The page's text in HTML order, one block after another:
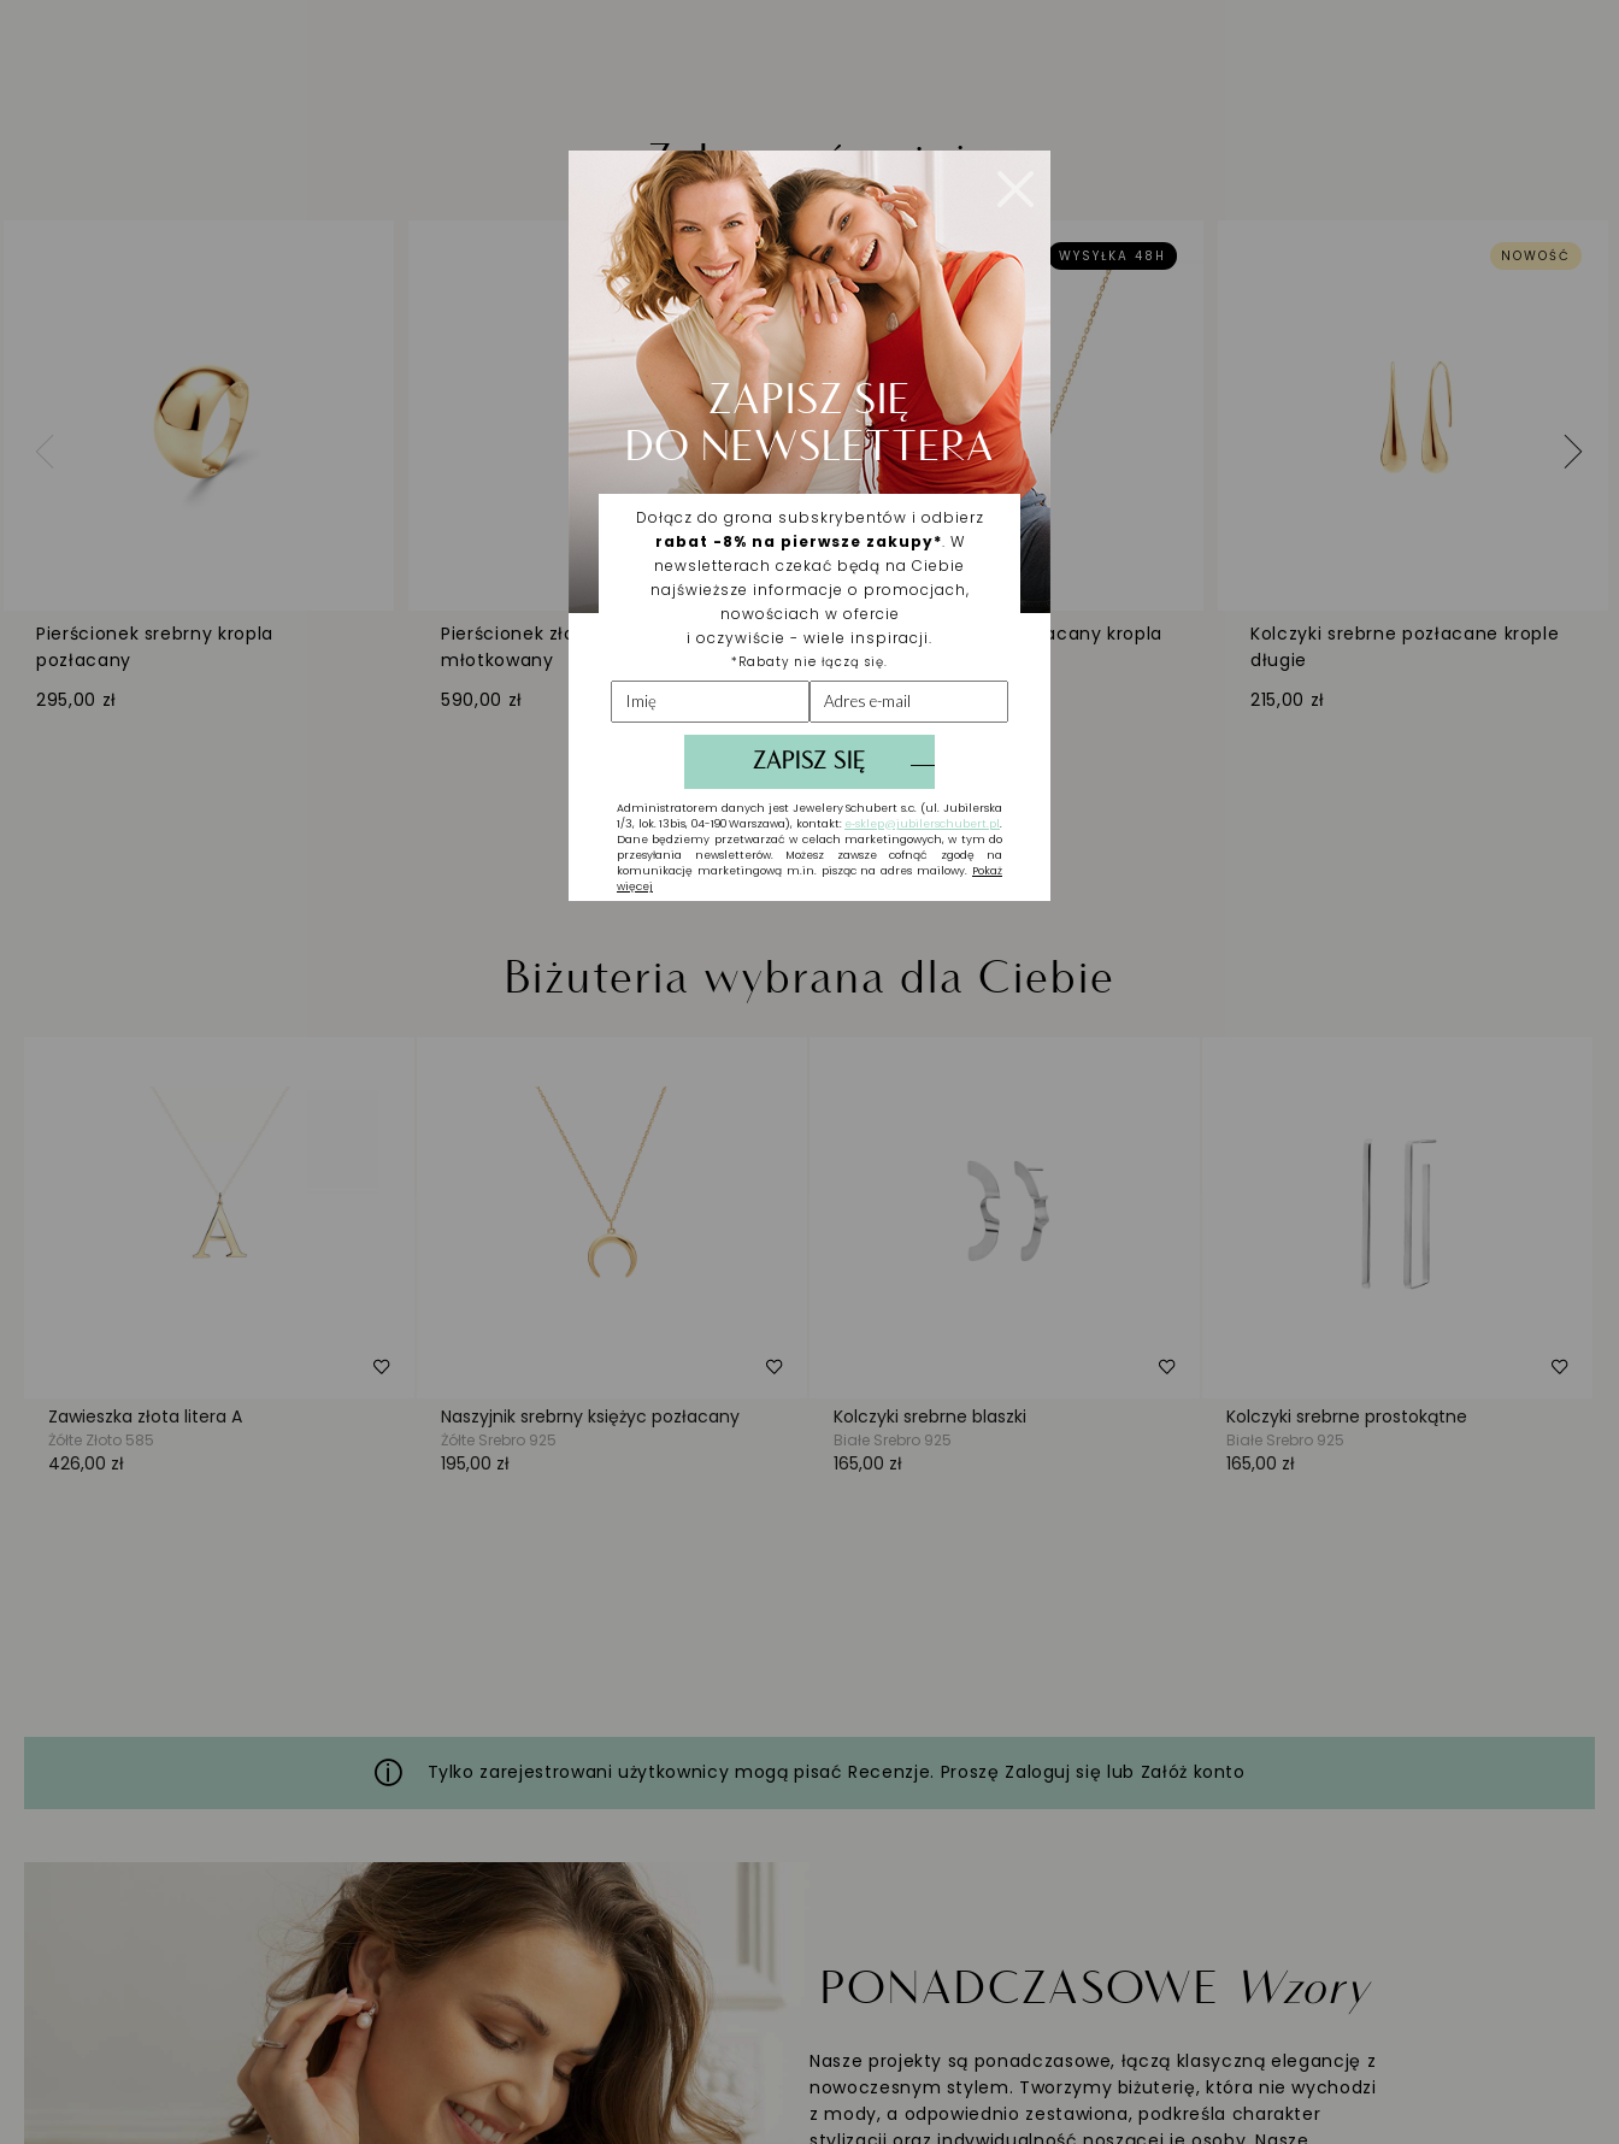
Zobacz również
Pierścionek srebrny kropla
pozłacany
295,00 zł
Pierścionek złoty cienki
młotkowany
590,00 zł
WYSYŁKA 48H
Naszyjnik srebrny pozłacany kropla
295,00 zł
NOWOŚĆ
Kolczyki srebrne pozłacane krople
długie
215,00 zł
Biżuteria wybrana dla Ciebie
Tylko zarejestrowani użytkownicy mogą pisać Recenzje. Proszę Zaloguj się lub Załóż konto
PONADCZASOWE Wzory
Nasze projekty są ponadczasowe, łączą klasyczną elegancję z
nowoczesnym stylem. Tworzymy biżuterię, która nie wychodzi
z mody, a odpowiednio zestawiona, podkreśla charakter